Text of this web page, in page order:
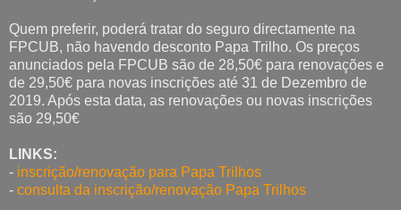
Quem preferir, poderá tratar do seguro directamente na
FPCUB, não havendo desconto Papa Trilho. Os preços
anunciados pela FPCUB são de 28,50€ para renovações e
de 29,50€ para novas inscrições até 31 de Dezembro de
2019. Após esta data, as renovações ou novas inscrições
são 29,50€
LINKS:
- inscrição/renovação para Papa Trilhos
- consulta da inscrição/renovação Papa Trilhos